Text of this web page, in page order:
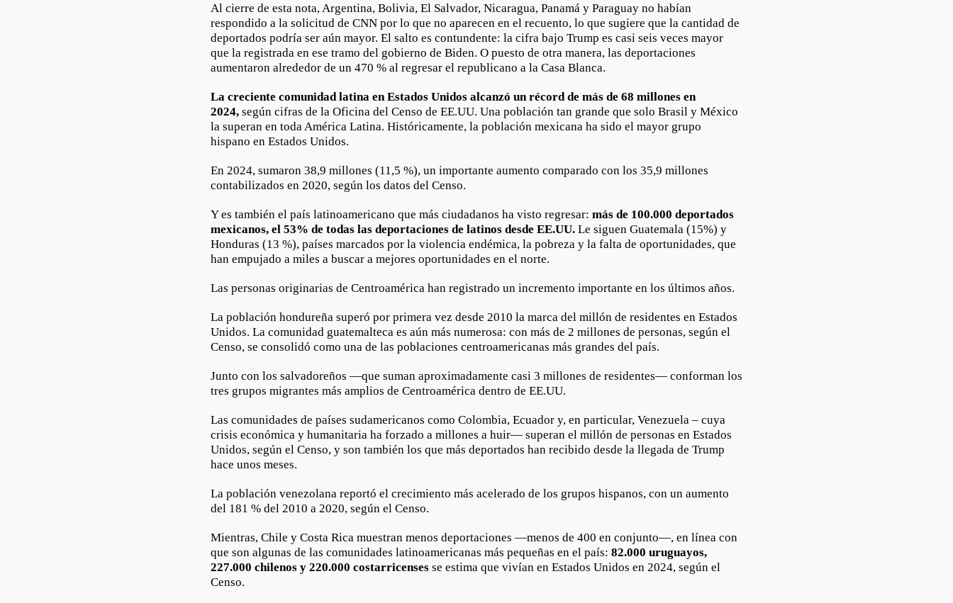
Al cierre de esta nota, Argentina, Bolivia, El Salvador, Nicaragua, Panamá y Paraguay no habían
respondido a la solicitud de CNN por lo que no aparecen en el recuento, lo que sugiere que la cantidad de
deportados podría ser aún mayor. El salto es contundente: la cifra bajo Trump es casi seis veces mayor
que la registrada en ese tramo del gobierno de Biden. O puesto de otra manera, las deportaciones
aumentaron alrededor de un 470 % al regresar el republicano a la Casa Blanca.
La creciente comunidad latina en Estados Unidos alcanzó un récord de más de 68 millones en
2024, según cifras de la Oficina del Censo de EE.UU. Una población tan grande que solo Brasil y México
la superan en toda América Latina. Históricamente, la población mexicana ha sido el mayor grupo
hispano en Estados Unidos.
En 2024, sumaron 38,9 millones (11,5 %), un importante aumento comparado con los 35,9 millones
contabilizados en 2020, según los datos del Censo.
Y es también el país latinoamericano que más ciudadanos ha visto regresar: más de 100.000 deportados
mexicanos, el 53% de todas las deportaciones de latinos desde EE.UU. Le siguen Guatemala (15%) y
Honduras (13 %), países marcados por la violencia endémica, la pobreza y la falta de oportunidades, que
han empujado a miles a buscar a mejores oportunidades en el norte.
Las personas originarias de Centroamérica han registrado un incremento importante en los últimos años.
La población hondureña superó por primera vez desde 2010 la marca del millón de residentes en Estados
Unidos. La comunidad guatemalteca es aún más numerosa: con más de 2 millones de personas, según el
Censo, se consolidó como una de las poblaciones centroamericanas más grandes del país.
Junto con los salvadoreños —que suman aproximadamente casi 3 millones de residentes— conforman los
tres grupos migrantes más amplios de Centroamérica dentro de EE.UU.
Las comunidades de países sudamericanos como Colombia, Ecuador y, en particular, Venezuela – cuya
crisis económica y humanitaria ha forzado a millones a huir— superan el millón de personas en Estados
Unidos, según el Censo, y son también los que más deportados han recibido desde la llegada de Trump
hace unos meses.
La población venezolana reportó el crecimiento más acelerado de los grupos hispanos, con un aumento
del 181 % del 2010 a 2020, según el Censo.
Mientras, Chile y Costa Rica muestran menos deportaciones —menos de 400 en conjunto—, en línea con
que son algunas de las comunidades latinoamericanas más pequeñas en el país: 82.000 uruguayos,
227.000 chilenos y 220.000 costarricenses se estima que vivían en Estados Unidos en 2024, según el
Censo.